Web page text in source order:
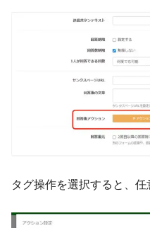
タグ操作を選択すると、任